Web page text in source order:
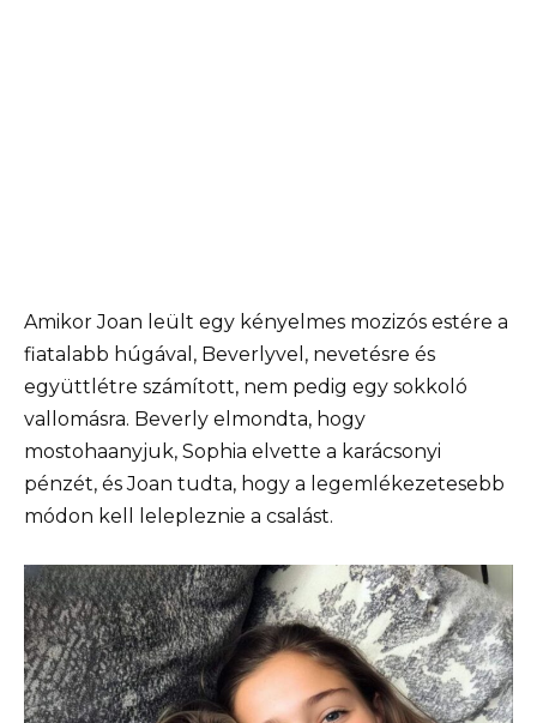
Amikor Joan leült egy kényelmes mozizós estére a
fiatalabb húgával, Beverlyvel, nevetésre és
együttlétre számított, nem pedig egy sokkoló
vallomásra. Beverly elmondta, hogy
mostohaanyjuk, Sophia elvette a karácsonyi
pénzét, és Joan tudta, hogy a legemlékezetesebb
módon kell lelepleznie a csalást.